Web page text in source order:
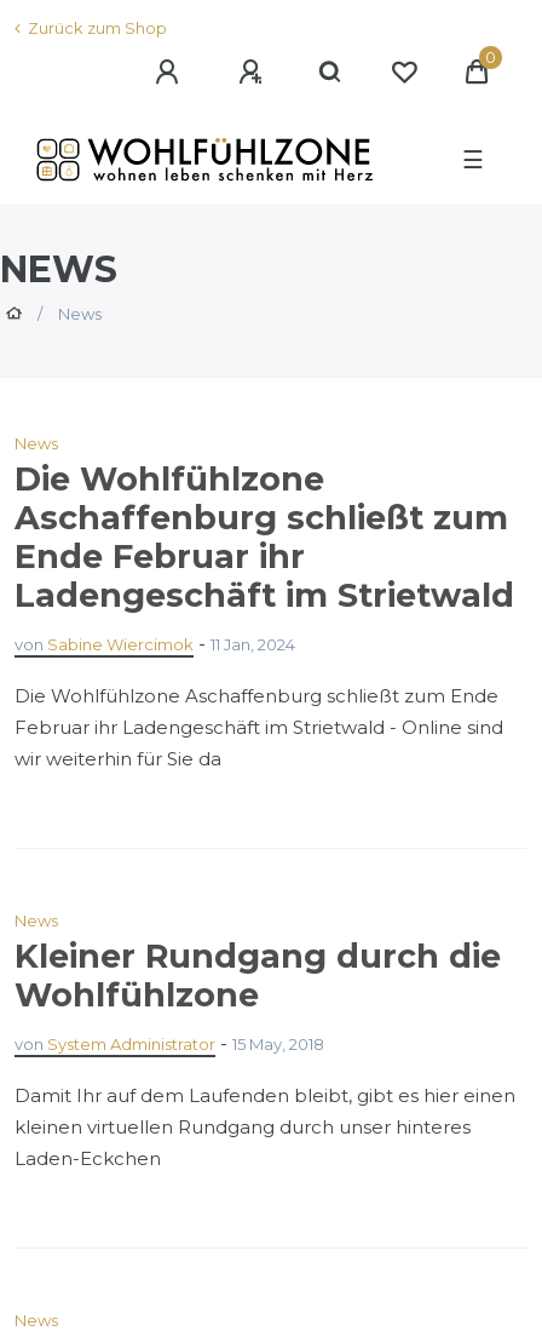
Zurück zum Shop
0
☰
NEWS
News
News
Die Wohlfühlzone
Aschaffenburg schließt zum
Ende Februar ihr
Ladengeschäft im Strietwald
von Sabine Wiercimok - 11 Jan, 2024
Die Wohlfühlzone Aschaffenburg schließt zum Ende
Februar ihr Ladengeschäft im Strietwald - Online sind
wir weiterhin für Sie da
News
Kleiner Rundgang durch die
Wohlfühlzone
von System Administrator - 15 May, 2018
Damit Ihr auf dem Laufenden bleibt, gibt es hier einen
kleinen virtuellen Rundgang durch unser hinteres
Laden-Eckchen
News